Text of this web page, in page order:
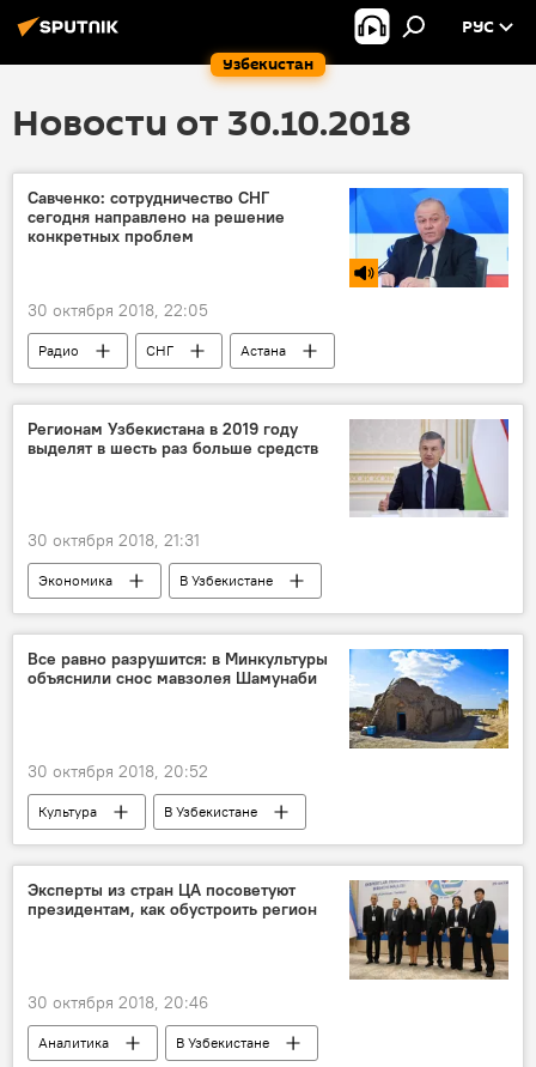
Узбекистан
РУС
Новости от 30.10.2018
Савченко: сотрудничество СНГ
сегодня направлено на решение
конкретных проблем
30 октября 2018, 22:05
Радио СНГ Астана
Регионам Узбекистана в 2019 году
выделят в шесть раз больше средств
30 октября 2018, 21:31
Экономика
В Узбекистане
Узбекистан
Все равно разрушится: в Минкультуры
объяснили снос мавзолея Шамунаби
30 октября 2018, 20:52
Культура В Узбекистане
Эксперты из стран ЦА посоветуют
президентам, как обустроить регион
30 октября 2018, 20:46
Аналитика
В Узбекистане